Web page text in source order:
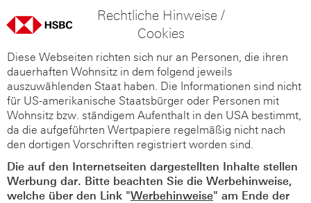
Rechtliche Hinweise /
Cookies
Diese Webseiten richten sich nur an Personen, die ihren
dauerhaften Wohnsitz in dem folgend jeweils
auszuwählenden Staat haben. Die Informationen sind nicht
für US-amerikanische Staatsbürger oder Personen mit
Wohnsitz bzw. ständigem Aufenthalt in den USA bestimmt,
da die aufgeführten Wertpapiere regelmäßig nicht nach
den dortigen Vorschriften registriert worden sind.
Die auf den Internetseiten dargestellten Inhalte stellen
Werbung dar. Bitte beachten Sie die Werbehinweise,
welche über den Link "Werbehinweise" am Ende der